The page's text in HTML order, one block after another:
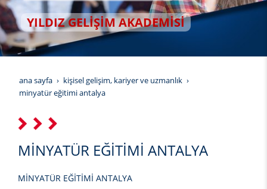
AKADEMİSİ
ana sayfa
kişisel gelişim, kariyer ve uzmanlık
mi̇nyatür eği̇ti̇mi̇ antalya
MİNYATÜR EĞİTİMİ ANTALYA
MİNYATÜR EĞİTİMİ ANTALYA